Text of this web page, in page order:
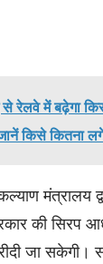
रेलवे में बढ़ेगा
किसे कितना
मंत्रालय
की सिरप
जा सकेगी।